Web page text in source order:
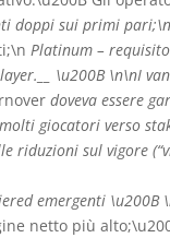
doppi sui primi pari;\n
Platinum –
\u200B \n\nI
doveva essere
giocatori verso
riduzioni sul vigore
emergenti
netto più